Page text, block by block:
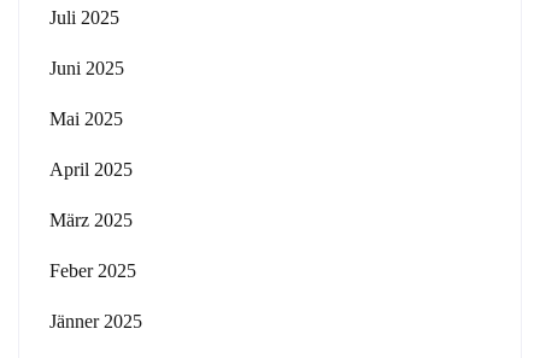
Juli 2025
Juni 2025
Mai 2025
April 2025
März 2025
Feber 2025
Jänner 2025